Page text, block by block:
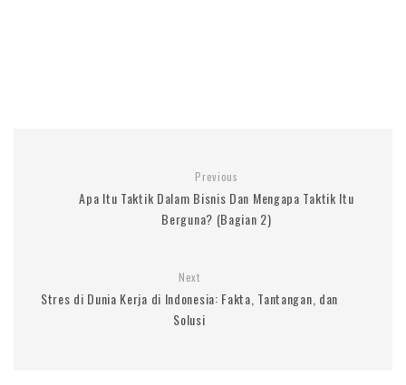
Previous
Apa Itu Taktik Dalam Bisnis Dan Mengapa Taktik Itu
Berguna? (Bagian 2)
Next
Stres di Dunia Kerja di Indonesia: Fakta, Tantangan, dan
Solusi